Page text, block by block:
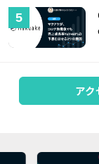
ア